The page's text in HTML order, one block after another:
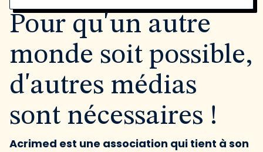
Pour qu'un autre
monde soit possible,
d'autres médias
sont nécessaires !
Acrimed est une association qui tient à son